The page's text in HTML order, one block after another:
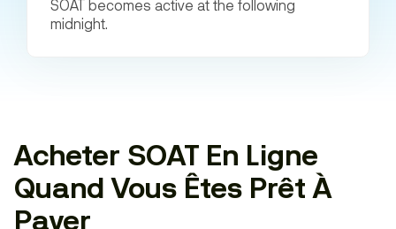
SOAT becomes active at the following
midnight.
Acheter SOAT En Ligne
Quand Vous Êtes Prêt À
Payer